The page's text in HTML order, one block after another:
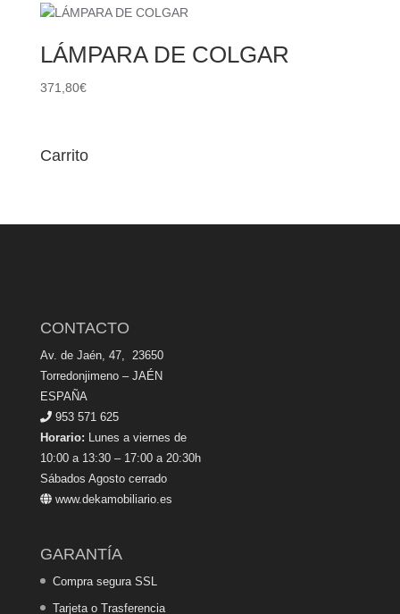
LÁMPARA DE COLGAR
371,80€
Carrito
CONTACTO
Av. de Jaén, 47, 23650
Torredonjimeno – JAÉN
ESPAÑA
953 571 625
Horario: Lunes a viernes de
10:00 a 13:30 – 17:00 a 20:30h
Sábados Agosto cerrado
www.dekamobiliario.es
GARANTÍA
Compra segura SSL
Tarjeta o Trasferencia